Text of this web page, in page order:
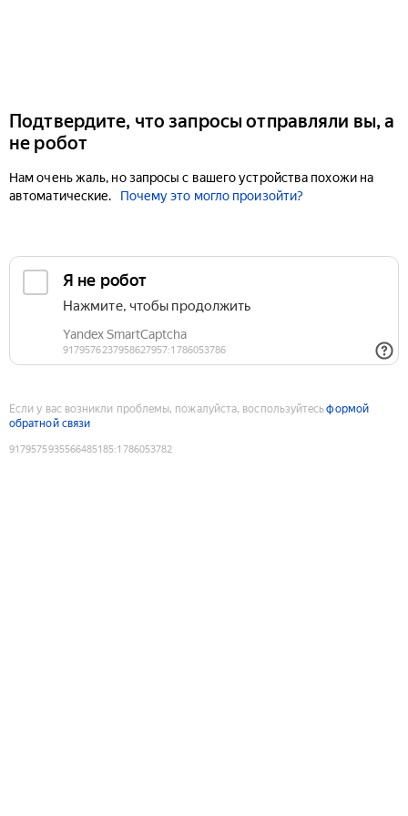
Подтвердите, что запросы отправляли вы, а
не робот
Нам очень жаль, но запросы с вашего устройства похожи на
автоматические.
Почему это могло произойти?
Если у вас возникли проблемы, пожалуйста, воспользуйтесьформой
обратной связи
9179575935566485185:1786053782